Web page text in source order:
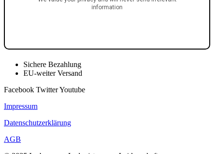
Sichere Bezahlung
EU-weiter Versand
Facebook TwitterYoutube
Impressum
Datenschutzerklärung
AGB